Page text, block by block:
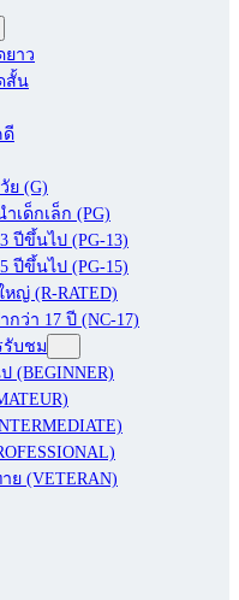
าว
สั้น
ดี
ย (G)
เด็กเล็ก (PG)
ปีขึ้นไป (PG-13)
ปีขึ้นไป (PG-15)
ญ่ (R-RATED)
ว่า 17 ปี (NC-17)
รับชม
(BEGINNER)
ย (VETERAN)